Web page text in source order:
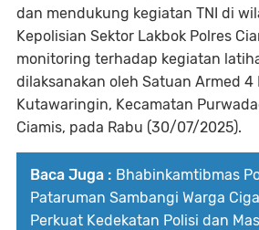
dan mendukung kegiatan TNI di
Kepolisian Sektor Lakbok Polres
monitoring terhadap kegiatan
dilaksanakan oleh Satuan Armed 4
Kutawaringin, Kecamatan
Ciamis, pada Rabu (30/07/2025).
Baca Juga : Bhabinkamtibmas
Pataruman Sambangi Warga
Perkuat Kedekatan Polisi dan